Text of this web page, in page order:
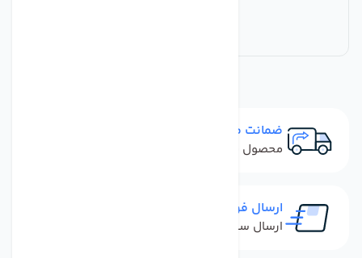
ضمانت مرجوعی
محصول نباید آسیب دیده باشد
ارسال فوری
ارسال سفارش در کمترین زمان ممکن